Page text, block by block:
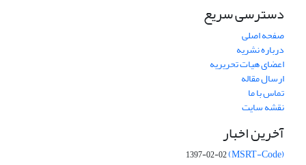
دسترسی سریع
صفحه اصلی
درباره نشریه
اعضای هیات تحریریه
ارسال مقاله
تماس با ما
نقشه سایت
آخرین اخبار
(MSRT-Code)
1397-02-02